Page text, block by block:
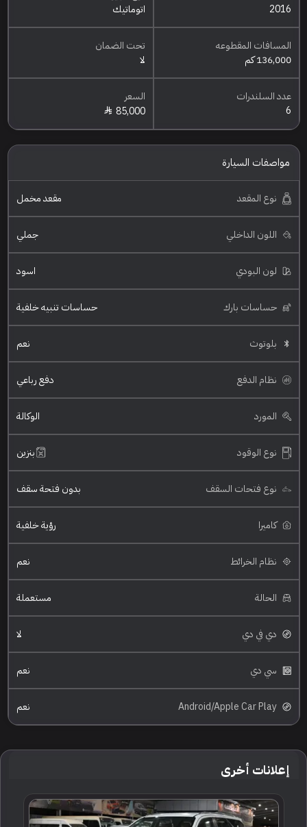
2016
اتوماتيك
المسافات المقطوعه
136,000 كم
تحت الضمان
لا
عدد السلندرات
6
السعر
85,000
مواصفات السيارة
نوع المقعد مقعد مخمل
اللون الداخلي جملي
لون البودي اسود
حساسات بارك حساسات تنبيه خلفية
بلوتوث نعم
نظام الدفع دفع رباعي
المورد الوكالة
نوع الوقود بنزين
نوع فتحات السقف بدون فتحة سقف
كاميرا رؤية خلفية
نظام الخرائط نعم
الحالة مستعملة
دي في دي لا
سي دي نعم
Android/Apple Car Play نعم
إعلانات أخرى